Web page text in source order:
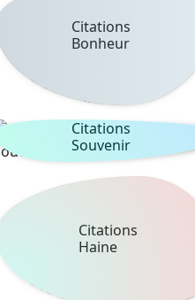
Citations
Bonheur
Citations
Souvenir
Citations
Haine